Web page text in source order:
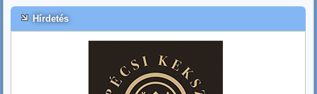
Hírdetés